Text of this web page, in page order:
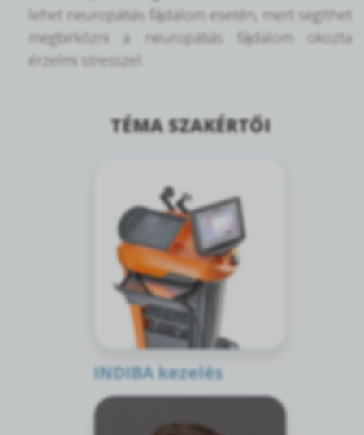
lehet neuropátiás fájdalom esetén, mert segíthet
megbirkózni a neuropátiás fájdalom okozta
érzelmi stresszel.
TÉMA SZAKÉRTŐI
INDIBA kezelés